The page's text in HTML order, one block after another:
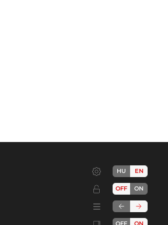
HU EN
OFF ON